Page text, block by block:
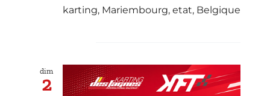
karting, Mariembourg, etat, Belgique
dim
2